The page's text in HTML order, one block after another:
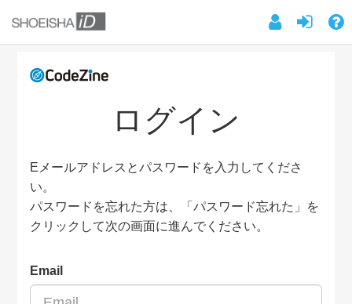
ログイン
Eメールアドレスとパスワードを入力してくださ
い。
パスワードを忘れた方は、「パスワード忘れた」を
クリックして次の画面に進んでください。
Email